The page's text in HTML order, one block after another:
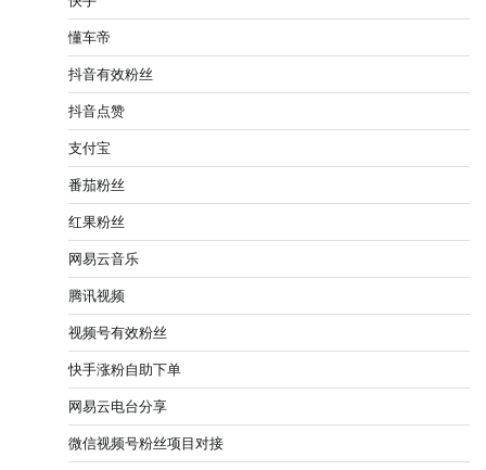
懂车帝
抖音有效粉丝
抖音点赞
支付宝
番茄粉丝
红果粉丝
网易云音乐
腾讯视频
视频号有效粉丝
快手涨粉自助下单
网易云电台分享
微信视频号粉丝项目对接